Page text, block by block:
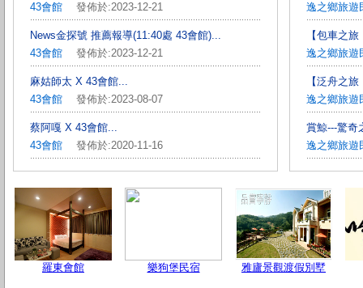
43會館 發佈於:2023-12-21
News金探號 推薦報導(11:40處 43會館)...
43會館 發佈於:2023-12-21
麻姑師太 X 43會館...
43會館 發佈於:2023-08-07
蔡阿嘎 X 43會館...
43會館 發佈於:2020-11-16
逸之鄉旅遊
【包車之旅
逸之鄉旅遊
【泛舟之
逸之鄉旅遊
賞鯨---驚奇
逸之鄉旅遊
羅東會館 樂狗堡民宿 雅廬景觀渡假別墅